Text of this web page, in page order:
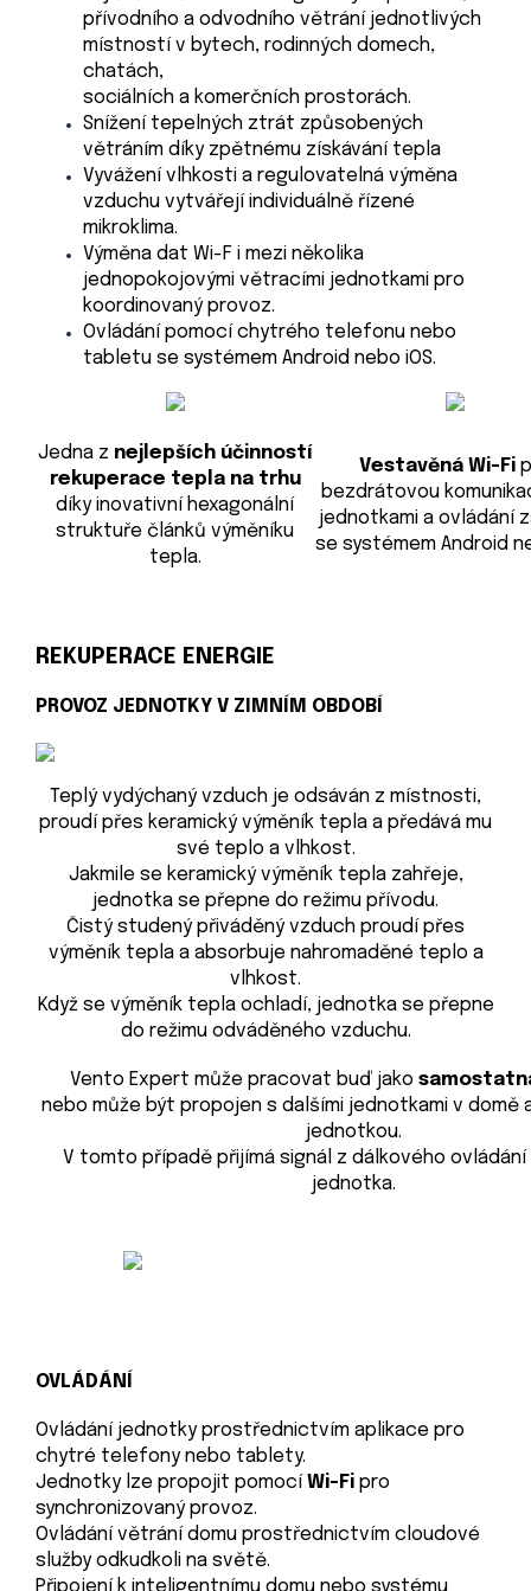
přívodního a odvodního větrání jednotlivých
místností v bytech, rodinných domech,
chatách,
sociálních a komerčních prostorách.
Snížení tepelných ztrát způsobených
větráním díky zpětnému získávání tepla
Vyvážení vlhkosti a regulovatelná výměna
vzduchu vytvářejí individuálně řízené
mikroklima.
Výměna dat Wi-F i mezi několika
jednopokojovými větracími jednotkami pro
koordinovaný provoz.
Ovládání pomocí chytrého telefonu nebo
tabletu se systémem Android nebo iOS.
Jedna z nejlepších účinností
rekuperace tepla na trhu
díky inovativní hexagonální
struktuře článků výměníku
tepla.
Vestavěná Wi-Fi
bezdrátovou
jednotkami a ovládání
se systémem Android
REKUPERACE ENERGIE
PROVOZ JEDNOTKY V ZIMNÍM OBDOBÍ
Teplý vydýchaný vzduch je odsáván z místnosti,
proudí přes keramický výměník tepla a předává mu
své teplo a vlhkost.
Jakmile se keramický výměník tepla zahřeje,
jednotka se přepne do režimu přívodu.
Čistý studený přiváděný vzduch proudí přes
výměník tepla a absorbuje nahromaděné teplo a
vlhkost.
Když se výměník tepla ochladí, jednotka se přepne
do režimu odváděného vzduchu.
Vento Expert může pracovat buď jako
nebo může být propojen s dalšími jednotkami v domě
jednotkou.
V tomto případě přijímá signál z dálkového ovládání
jednotka.
OVLÁDÁNÍ
Ovládání jednotky prostřednictvím aplikace pro
chytré telefony nebo tablety.
Jednotky lze propojit pomocí Wi-Fi pro
synchronizovaný provoz.
Ovládání větrání domu prostřednictvím cloudové
služby odkudkoli na světě.